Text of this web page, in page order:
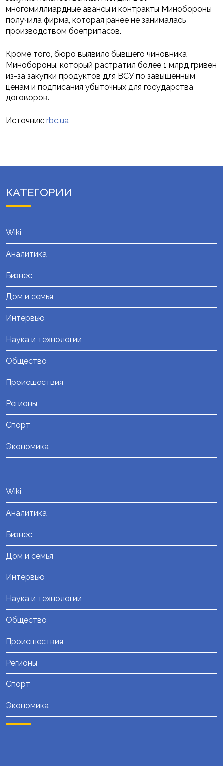
многомиллиардные авансы и контракты Минобороны
получила фирма, которая ранее не занималась
производством боеприпасов.
Кроме того, бюро выявило бывшего чиновника
Минобороны, который растратил более 1 млрд гривен
из-за закупки продуктов для ВСУ по завышенным
ценам и подписания убыточных для государства
договоров.
Источник: rbc.ua
КАТЕГОРИИ
Wiki
Аналитика
Бизнес
Дом и семья
Интервью
Наука и технологии
Общество
Происшествия
Регионы
Спорт
Экономика
Wiki
Аналитика
Бизнес
Дом и семья
Интервью
Наука и технологии
Общество
Происшествия
Регионы
Спорт
Экономика